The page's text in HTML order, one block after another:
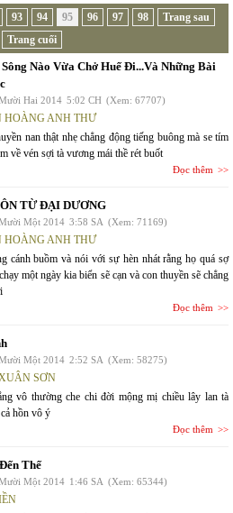
93 94 95 96 97 98
Trang sau
Trang cuối
Nào Vừa Chở Huế Đi...Và Những Bài
Hai 2014 5:02 CH (Xem: 67707)
HOÀNG ANH THƯ
nan thật nhẹ chẳng động tiếng buông mà se tím
về vén sợi tà vương mái thề rét buốt
Đọc thêm
TỪ ĐẠI DƯƠNG
Một 2014 3:58 SA (Xem: 71169)
HOÀNG ANH THƯ
cánh buồm và nói với sự hèn nhát rằng họ quá sợ
một ngày kia biển sẽ cạn và con thuyền sẽ chẳng
Đọc thêm
Một 2014 2:52 SA (Xem: 58275)
SƠN
vô thường che chi đời mộng mị chiều lây lan tà
hồn vô ý
Đọc thêm
Thế
Một 2014 1:46 SA (Xem: 65344)